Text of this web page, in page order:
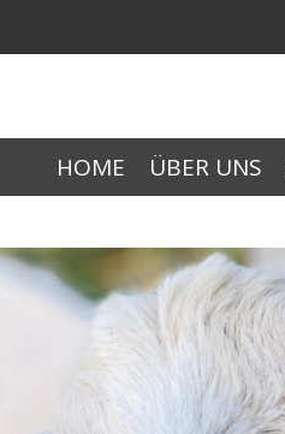
HOME ÜBER UNS